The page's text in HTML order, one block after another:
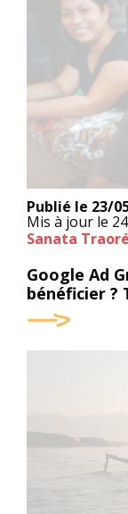
Publié le 23/
Mis à jour le
Sanata Traoré
Google Ad
bénéficier ?
Faites le point